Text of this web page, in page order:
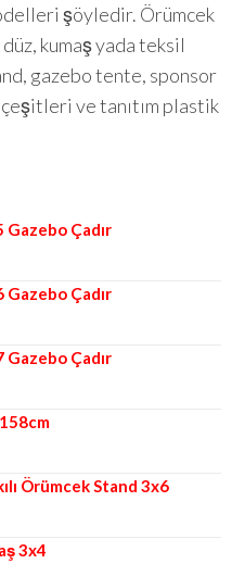
şöyledir. Örümcek
kumaş yada teksil
gazebo tente, sponsor
ve tanıtım plastik
Gazebo Çadır
Gazebo Çadır
Gazebo Çadır
Örümcek Stand 3x6
3x4